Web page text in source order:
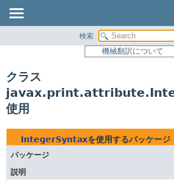
パッケージ
クラス
使用
ツリー
プレビュー
新規
検索
機械翻訳について
クラス
使用
IntegerSyntaxを使用するパッケージ
パッケージ
説明